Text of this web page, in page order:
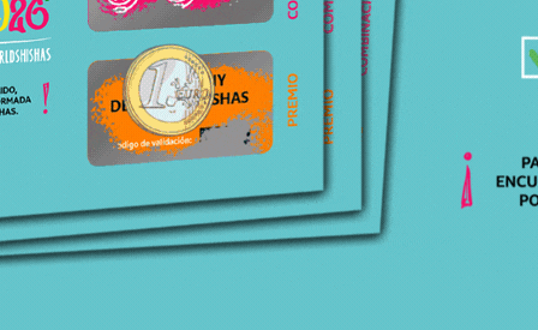
Síguenos en:
CATÁLOGO
Cachimbas
Cazoletas